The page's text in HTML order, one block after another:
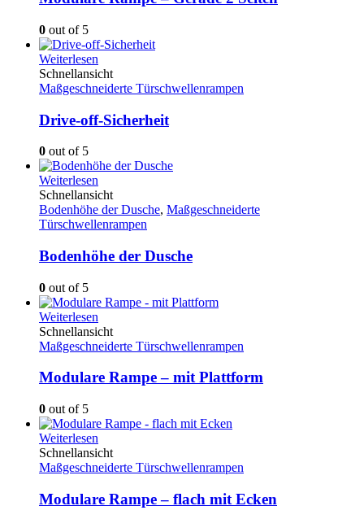
0 out of 5
Weiterlesen
Schnellansicht
Maßgeschneiderte Türschwellenrampen
Drive-off-Sicherheit
0 out of 5
Weiterlesen
Schnellansicht
Bodenhöhe der Dusche, Maßgeschneiderte
Türschwellenrampen
Bodenhöhe der Dusche
0 out of 5
Weiterlesen
Schnellansicht
Maßgeschneiderte Türschwellenrampen
Modulare Rampe – mit Plattform
0 out of 5
Weiterlesen
Schnellansicht
Maßgeschneiderte Türschwellenrampen
Modulare Rampe – flach mit Ecken